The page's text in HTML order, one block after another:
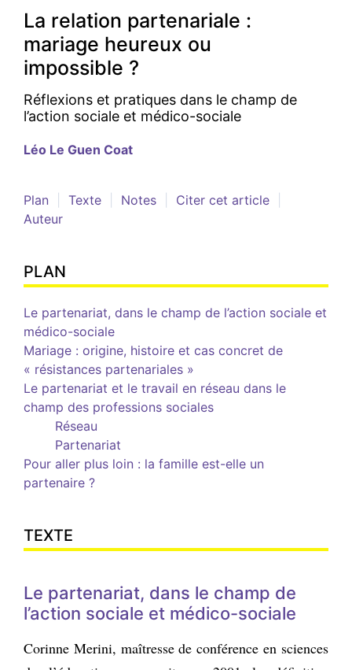
La relation partenariale :
mariage heureux ou
impossible ?
Réflexions et pratiques dans le champ de
l’action sociale et médico-sociale
Léo Le Guen Coat
Plan Texte Notes
Citer cet article
Auteur
PLAN
Le partenariat, dans le champ de l’action sociale et
médico-sociale
Mariage : origine, histoire et cas concret de
« résistances partenariales »
Le partenariat et le travail en réseau dans le
champ des professions sociales
Réseau
Partenariat
Pour aller plus loin : la famille est-elle un
partenaire ?
TEXTE
Le partenariat, dans le champ de
l’action sociale et médico-sociale
Corinne Merini, maîtresse de conférence en sciences